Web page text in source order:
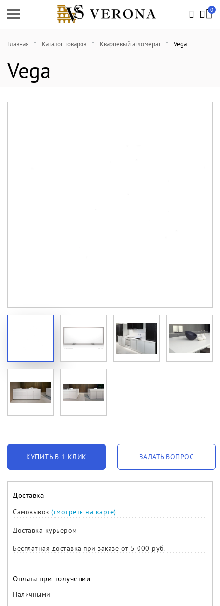
0
Главная Каталог товаров Кварцевый агломерат Vega
Vega
КУПИТЬ В 1 КЛИК ЗАДАТЬ ВОПРОС
Доставка
Самовывоз (смотреть на карте)
Доставка курьером
Бесплатная доставка при заказе от 5 000 руб.
Оплата при получении
Наличными